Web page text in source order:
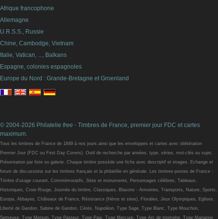
Afrique francophone
Allemagne
U.R.S.S., Russie
Chine, Cambodge, Vietnam
Italie, Vatican, ..., Balkans
Espagne, colonies espagnoles
Europe du Nord : Grande-Bretagne et Groenland
© 2004-2026 Philatelie free - Timbres de France, premier jour FDC et cartes
maximum.
Tous les timbres de France de 1849 à nos jours ainsi que les enveloppes et cartes avec oblitération
Premier Jour (FDC ou First Day Covers). Outil de recherche par années, type, séries, mot-clés ou sujet.
Présentation par liste ou galerie. Chaque timbre possède une fiche avec descriptif et images. Echange et
forum de discussions sur les timbres français et la philatélie en générale. Les timbres-postes de France :
Timbre d'usage courant, Commémoratifs, Sites et monuments, Personnages célèbres, Tableaux,
Historiques, Croix-Rouge, Journée du timbre, Classiques, Blasons - Armoiries, Transports, Nature, Sports,
Europa, Abbayes, Châteaux de France, Résistance (Héros et sites), Floralies, Jeux Olympiques, Eglises,
Liberté de Gandon, Sabine de Gandon, Cérès, Napoléon, Type Sage, Type Blanc, Type Mouchon,
Semeuse, Type Merson, Type Pasteur, Type Paix, Type Mercure, Type Arc de triomphe, Type Marianne